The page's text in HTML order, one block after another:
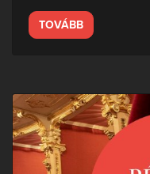
TOVÁBB